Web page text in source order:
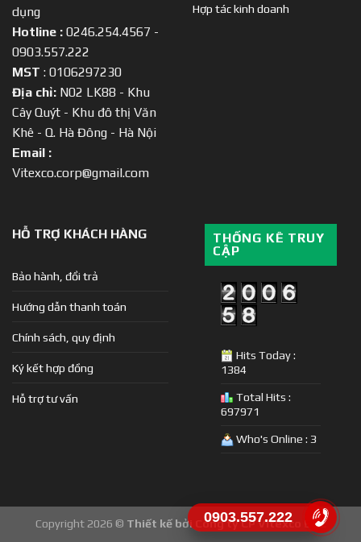
dụng
Hotline : 0246.254.4567 -
0903.557.222
MST : 0106297230
Địa chỉ: N02 LK88 - Khu
Cây Quýt - Khu đô thị Văn
Khê - Q. Hà Đông - Hà Nội
Email :
Vitexco.corp@gmail.com
Hợp tác kinh doanh
HỖ TRỢ KHÁCH HÀNG
Bảo hành, đổi trả
Hướng dẫn thanh toán
Chính sách, quy định
Ký kết hợp đồng
Hỗ trợ tư vấn
THỐNG KÊ TRUY
CẬP
Hits Today :
1384
Total Hits :
697971
Who's Online : 3
Copyright 2026 © Thiết kế bởi Công ty CP Vitexco E&C
0903.557.222